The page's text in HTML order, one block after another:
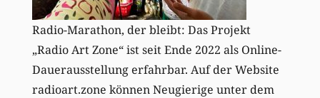
Radio-Marathon, der bleibt: Das Projekt
„Radio Art Zone“ ist seit Ende 2022 als Online-
Dauerausstellung erfahrbar. Auf der Website
radioart.zone können Neugierige unter dem